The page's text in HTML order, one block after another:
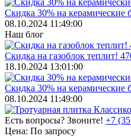
Скидка 30% на керамические
08.10.2024 11:49:00
Наш блог
Скидка на газоблок теплит!
18.10.2024 13:01:00
Скидка 30% на керамические
08.10.2024 11:49:00
Есть вопросы? Звоните! +7
Цена: По запросу